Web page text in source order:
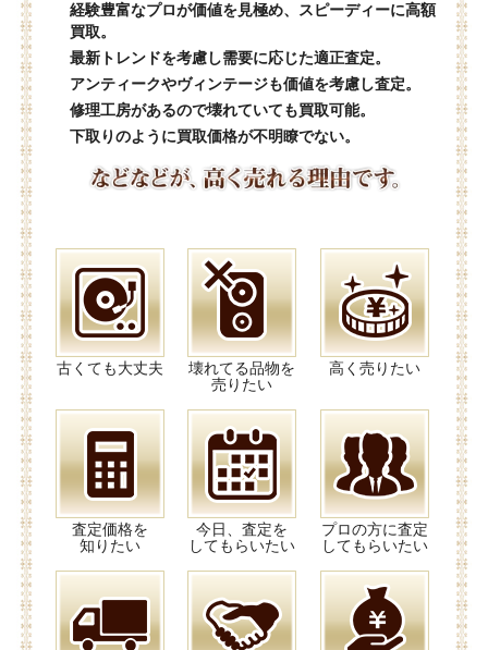
経験豊富なプロが価値を見極め、スピーディーに高額
買取。
最新トレンドを考慮し需要に応じた適正査定。
アンティークやヴィンテージも価値を考慮し査定。
修理工房があるので壊れていても買取可能。
下取りのように買取価格が不明瞭でない。
古くても大丈夫
壊れてる品物を
売りたい
高く売りたい
査定価格を
知りたい
今日、査定を
してもらいたい
プロの方に査定
してもらいたい